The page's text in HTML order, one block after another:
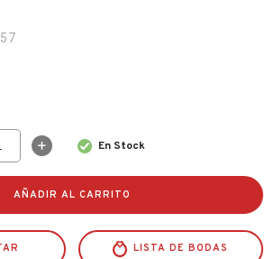
En Stock
AÑADIR AL CARRITO
LISTA DE BODAS